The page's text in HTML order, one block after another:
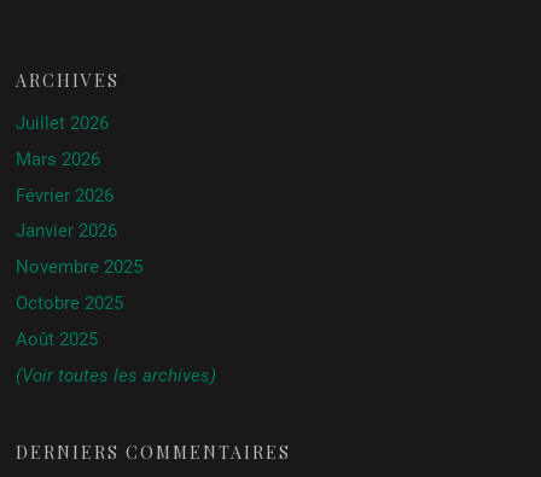
ARCHIVES
Juillet 2026
Mars 2026
Février 2026
Janvier 2026
Novembre 2025
Octobre 2025
Août 2025
(Voir toutes les archives)
DERNIERS COMMENTAIRES